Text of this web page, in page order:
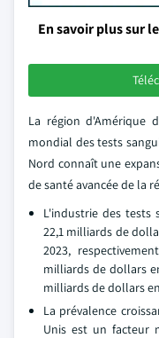
En savoir plus sur
La région d'Amérique
mondial des tests
Nord connaît une
de santé avancée de la
L'industrie des tests
22,1 milliards de
2023,
milliards de dollars
milliards de dollars
La prévalence
Unis est un facteur